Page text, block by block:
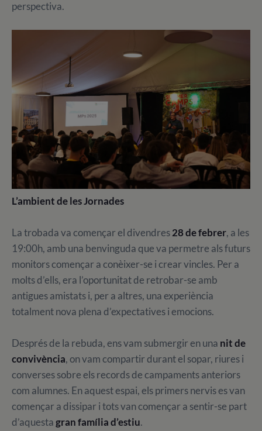
perspectiva.
L’ambient de les Jornades
La trobada va començar el divendres28 de febrer, a les
19:00h, amb una benvinguda que va permetre als futurs
monitors començar a conèixer-se i crear vincles. Per a
molts d’ells, era l’oportunitat de retrobar-se amb
antigues amistats i, per a altres, una experiència
totalment nova plena d’expectatives i emocions.
Després de la rebuda, ens vam submergir en una nit de
convivència, on vam compartir durant el sopar, riures i
converses sobre els records de campaments anteriors
com alumnes. En aquest espai, els primers nervis es van
començar a dissipar i tots van començar a sentir-se part
d’aquestagran família d’estiu.